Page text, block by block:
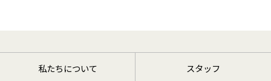
私たちについて スタッフ